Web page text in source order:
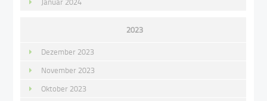
2023
Dezember 2023
November 2023
Oktober 2023